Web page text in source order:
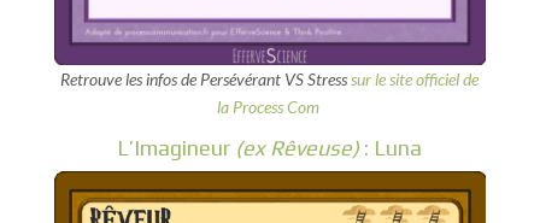
Retrouve les infos de Persévérant VS Stresssur le site officiel de
la Process Com
L’Imagineur (ex Rêveuse) : Luna